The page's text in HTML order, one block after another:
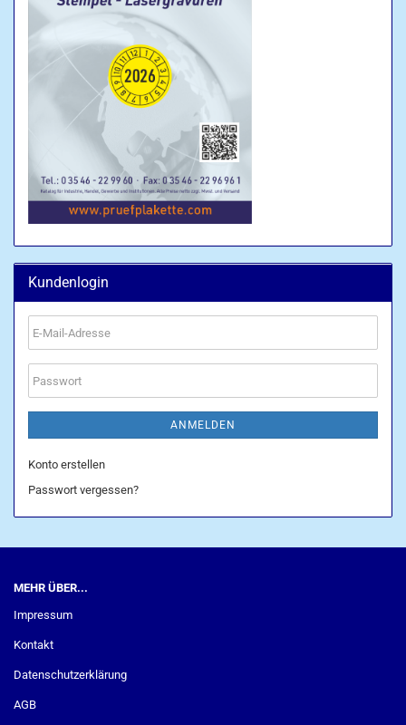
Kundenlogin
E-
Mail-
Adresse
Passwort
ANMELDEN
Konto erstellen
Passwort vergessen?
MEHR ÜBER...
Impressum
Kontakt
Datenschutzerklärung
AGB